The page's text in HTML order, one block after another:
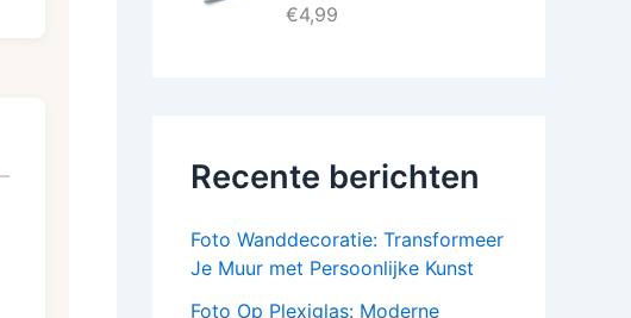
€4,99
Recente berichten
Foto Wanddecoratie: Transformeer
Je Muur met Persoonlijke Kunst
Foto Op Plexiglas: Moderne